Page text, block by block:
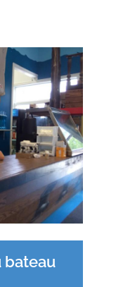
bateau